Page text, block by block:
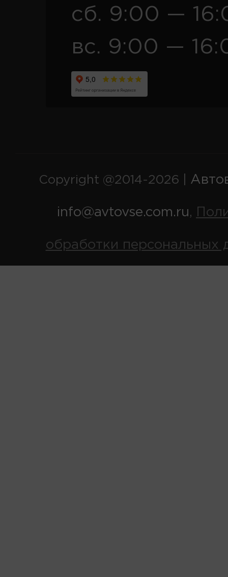
сб. 9:00 —
вс. 9:00 —
Copyright @2014-2026 |
info@avtovse.com.ru,
обработки персональных